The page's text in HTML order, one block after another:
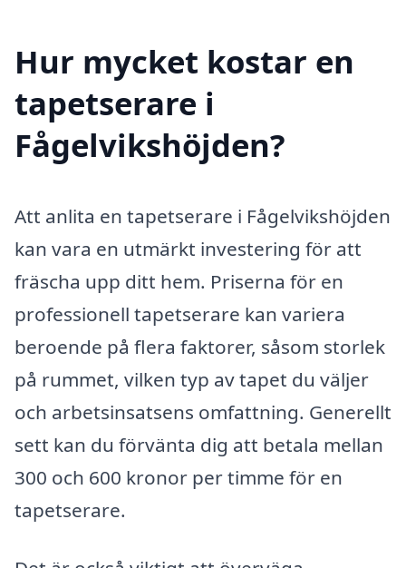
Hur mycket kostar en
tapetserare i
Fågelvikshöjden?
Att anlita en tapetserare i Fågelvikshöjden
kan vara en utmärkt investering för att
fräscha upp ditt hem. Priserna för en
professionell tapetserare kan variera
beroende på flera faktorer, såsom storlek
på rummet, vilken typ av tapet du väljer
och arbetsinsatsens omfattning. Generellt
sett kan du förvänta dig att betala mellan
300 och 600 kronor per timme för en
tapetserare.